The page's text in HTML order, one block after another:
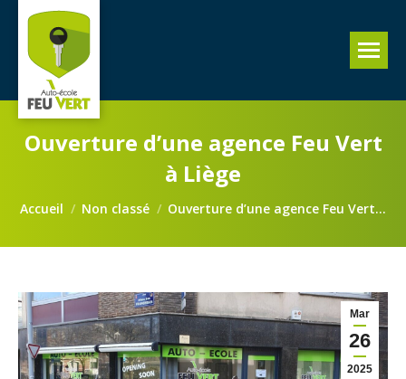
Ouverture d’une agence Feu Vert
à Liège
Vous êtes ici :
Accueil Non classé Ouverture d’une agence Feu Vert…
Mar
26
2025